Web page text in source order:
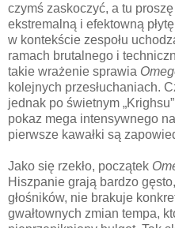
czymś zaskoczyć, a tu
ekstremalną i efektowną
w kontekście zespołu
ramach brutalnego i
takie wrażenie sprawia
kolejnych przesłuchaniach.
jednak po świetnym
pokaz mega intensywnego
pierwsze kawałki są
Jako się rzekło, początek
Hiszpanie grają bardzo
głośników, nie brakuje
gwałtownych zmian tempa,